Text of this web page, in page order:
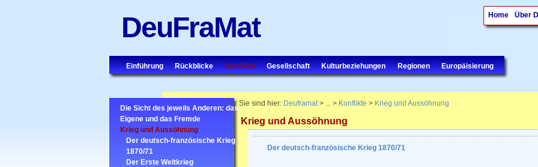
Home Über
DeuFraMat
Einführung Rückblicke Konflikte Gesellschaft Kulturbeziehungen Regionen Europäisierung
Die Sicht des jeweils Anderen: das
Eigene und das Fremde
Krieg und Aussöhnung
Der deutsch-französische Krieg
1870/71
Der Erste Weltkrieg
Sie sind hier: Deuframat> ... > Konflikte > Krieg und Aussöhnung
Krieg und Aussöhnung
Der deutsch-französische Krieg 1870/71